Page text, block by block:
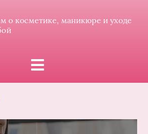
о косметике, маникюре и уходе